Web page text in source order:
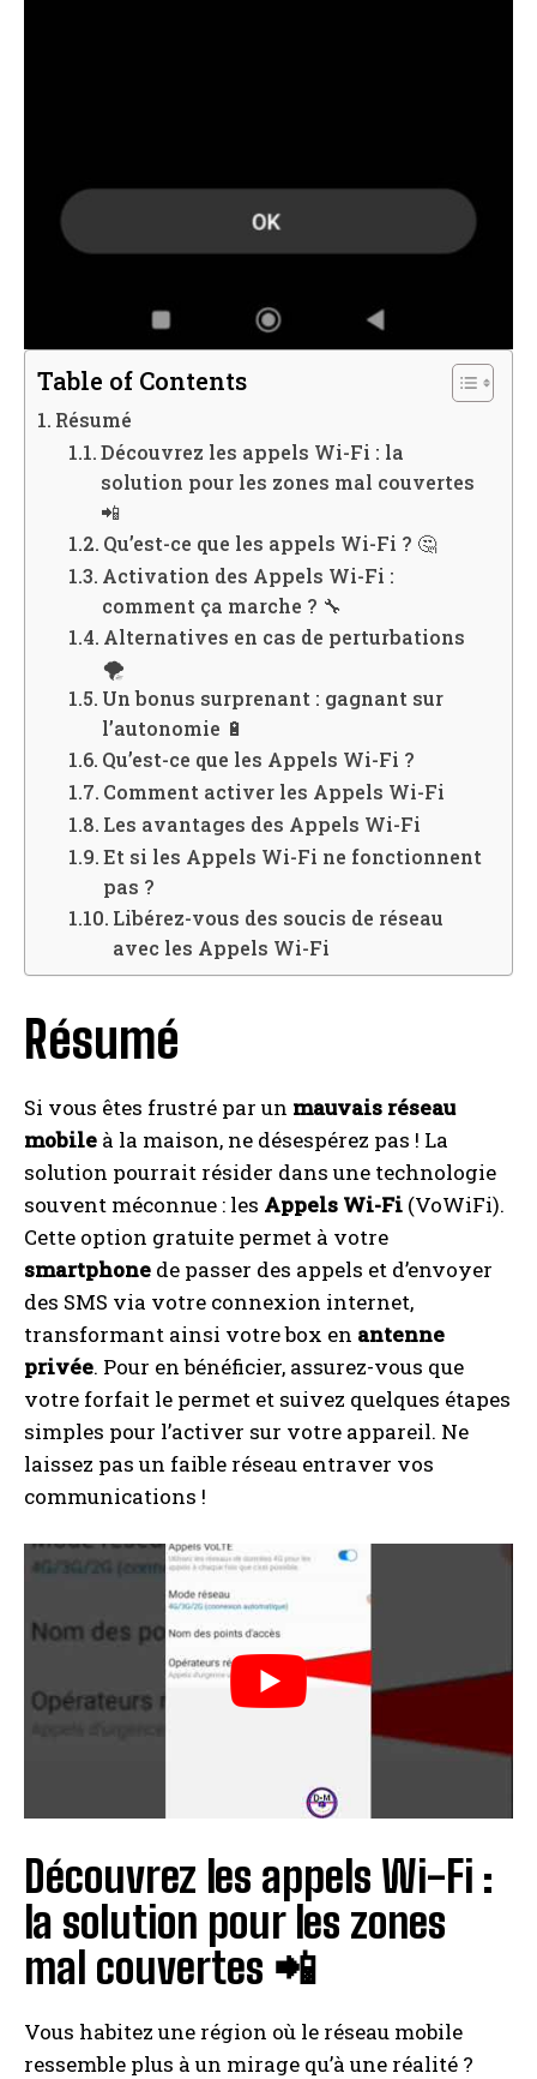
Table of Contents
Résumé
Découvrez les appels Wi-Fi : la
solution pour les zones mal couvertes
📲
Qu’est-ce que les appels Wi-Fi ? 🤔
Activation des Appels Wi-Fi :
comment ça marche ? 🔧
Alternatives en cas de perturbations
🌪️
Un bonus surprenant : gagnant sur
l’autonomie 🔋
Qu’est-ce que les Appels Wi-Fi ?
Comment activer les Appels Wi-Fi
Les avantages des Appels Wi-Fi
Et si les Appels Wi-Fi ne fonctionnent
pas ?
Libérez-vous des soucis de réseau
avec les Appels Wi-Fi
Résumé
Si vous êtes frustré par un mauvais réseau
mobile à la maison, ne désespérez pas ! La
solution pourrait résider dans une technologie
souvent méconnue : les Appels Wi-Fi (VoWiFi).
Cette option gratuite permet à votre
smartphone de passer des appels et d’envoyer
des SMS via votre connexion internet,
transformant ainsi votre box en antenne
privée. Pour en bénéficier, assurez-vous que
votre forfait le permet et suivez quelques étapes
simples pour l’activer sur votre appareil. Ne
laissez pas un faible réseau entraver vos
communications !
Découvrez les appels Wi-Fi :
la solution pour les zones
mal couvertes 📲
Vous habitez une région où le réseau mobile
ressemble plus à un mirage qu’à une réalité ?